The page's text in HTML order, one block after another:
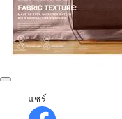
แชร์